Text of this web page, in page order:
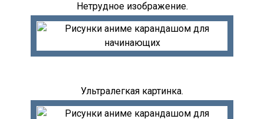
Нетрудное изображение.
Ультралегкая картинка.